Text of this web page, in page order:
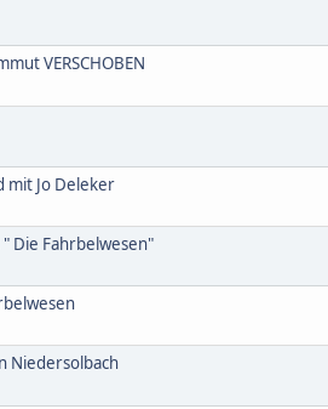
VERSCHOBEN
mit Jo Deleker
Die Fahrbelwesen"
Niedersolbach